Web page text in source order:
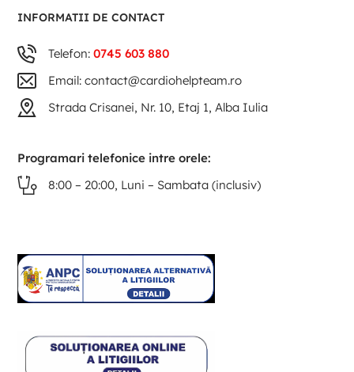
INFORMATII DE CONTACT
Telefon:0745 603 880
Email: contact@cardiohelpteam.ro
Strada Crisanei, Nr. 10, Etaj 1, Alba Iulia
Programari telefonice intre orele:
8:00 – 20:00, Luni – Sambata (inclusiv)